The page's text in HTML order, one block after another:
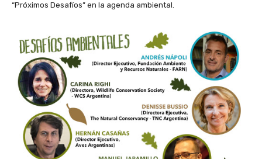
“Próximos Desafíos” en la agenda ambiental.